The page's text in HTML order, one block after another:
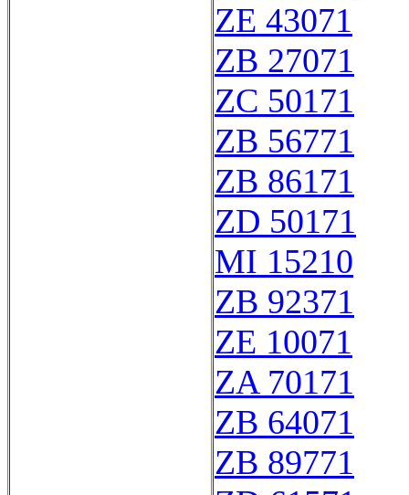
ZE 43071
ZB 27071
ZC 50171
ZB 56771
ZB 86171
ZD 50171
MI 15210
ZB 92371
ZE 10071
ZA 70171
ZB 64071
ZB 89771